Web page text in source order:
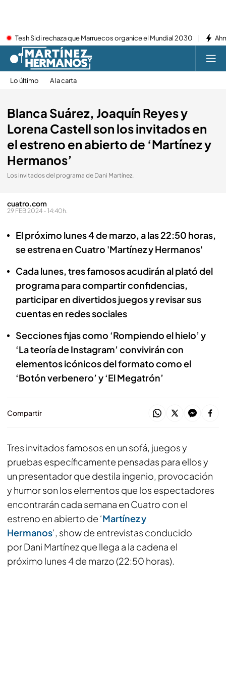
Tesh Sidi rechaza que Marruecos organice el Mundial 2030
Lo último A la carta
Blanca Suárez, Joaquín Reyes y
Lorena Castell son los invitados en
el estreno en abierto de ‘Martínez y
Hermanos’
Los invitados del programa de Dani Martínez.
cuatro.com
29 FEB 2024 - 14:40h.
El próximo lunes 4 de marzo, a las 22:50 horas,
se estrena en Cuatro 'Martínez y Hermanos'
Cada lunes, tres famosos acudirán al plató del
programa para compartir confidencias,
participar en divertidos juegos y revisar sus
cuentas en redes sociales
Secciones fijas como ‘Rompiendo el hielo’ y
‘La teoría de Instagram’ convivirán con
elementos icónicos del formato como el
‘Botón verbenero’ y ‘El Megatrón’
Compartir
Tres invitados famosos en un sofá, juegos y
pruebas específicamente pensadas para ellos y
un presentador que destila ingenio, provocación
y humor son los elementos que los espectadores
encontrarán cada semana en Cuatro con el
estreno en abierto de ‘Martínez y
Hermanos’, showde entrevistas conducido
por Dani Martínez que llega a la cadena el
próximo lunes 4 de marzo (22:50 horas).